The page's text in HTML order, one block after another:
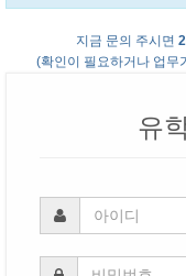
지금 문의 주시면
(확인이 필요하거나 업무
유